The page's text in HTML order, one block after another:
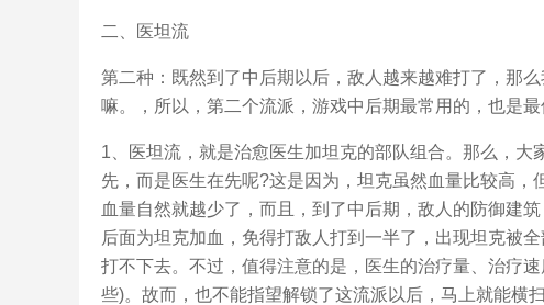
二、医坦流
第二种：既然到了中后期以后，敌人越来越难打了，那
嘛。，所以，第二个流派，游戏中后期最常用的，也是最
1、医坦流，就是治愈医生加坦克的部队组合。那么，
先，而是医生在先呢?这是因为，坦克虽然血量比较高
血量自然就越少了，而且，到了中后期，敌人的防御建
后面为坦克加血，免得打敌人打到一半了，出现坦克被
打不下去。不过，值得注意的是，医生的治疗量、治疗
些)。故而，也不能指望解锁了这流派以后，马上就能横